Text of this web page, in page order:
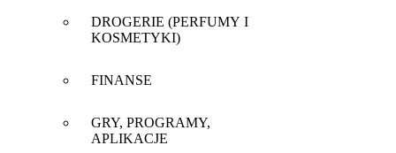
DROGERIE (PERFUMY I
KOSMETYKI)
FINANSE
GRY, PROGRAMY,
APLIKACJE